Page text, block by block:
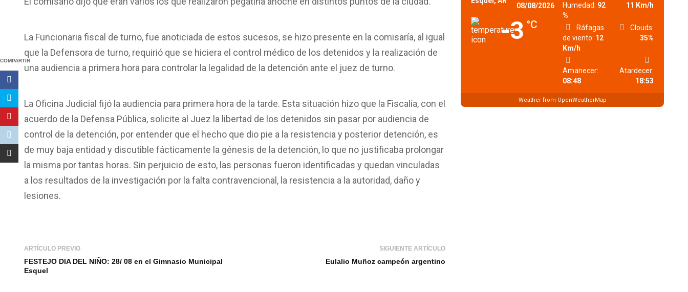
COMPARTIR
La Funcionaria fiscal de turno, fue anoticiada de estos sucesos, se hizo presente en la comisaría, al igual
que la Defensora de turno, requirió que se hiciera el control médico de los detenidos y la realización de
una audiencia a primera hora para controlar la legalidad de la detención ante el juez de turno.
La Oficina Judicial fijó la audiencia para primera hora de la tarde. Esta situación hizo que la Fiscalía, con el
acuerdo de la Defensa Pública, solicite al Juez la libertad de los detenidos sin pasar por audiencia de
control de la detención, por entender que el hecho que dio pie a la resistencia y posterior detención, es
de muy baja entidad y discutible fácticamente la génesis de la detención, lo que no justificaba prolongar
la misma por tantas horas. Sin perjuicio de esto, las personas fueron identificadas y quedan vinculadas
a los resultados de la investigación por la falta contravencional, la resistencia a la autoridad, daño y
lesiones.
ARTÍCULO PREVIO
FESTEJO DIA DEL NIÑO: 28/ 08 en el Gimnasio Municipal
Esquel
SIGUIENTE ARTÍCULO
Eulalio Muñoz campeón argentino
08/08/2026
-3 °C
Humedad: 92
%
11 Km/h
Ráfagas
de viento: 12
Km/h
Clouds:
35%
Amanecer:
08:48
Atardecer:
18:53
Weather from OpenWeatherMap